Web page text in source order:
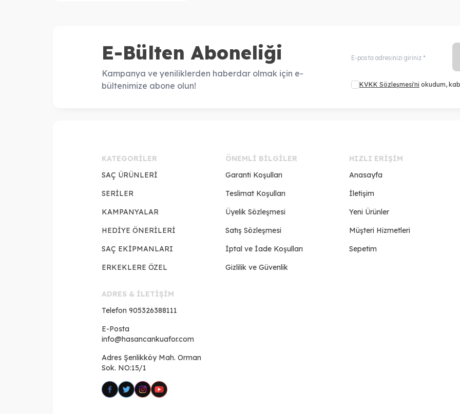
E-Bülten Aboneliği
Kampanya ve yeniliklerden haberdar olmak için e-
bültenimize abone olun!
KVKK Sözleşmesi'ni okudum,
KATEGORILER
SAÇ ÜRÜNLERİ
SERİLER
KAMPANYALAR
HEDİYE ÖNERİLERİ
SAÇ EKİPMANLARI
ERKEKLERE ÖZEL
ÖNEMLI BILGILER
Garanti Koşulları
Teslimat Koşulları
Üyelik Sözleşmesi
Satış Sözleşmesi
İptal ve İade Koşulları
Gizlilik ve Güvenlik
HIZLI ERIŞIM
Anasayfa
İletişim
Yeni Ürünler
Müşteri Hizmetleri
Sepetim
ADRES & İLETİŞİM
Telefon 905326388111
E-Posta
info@hasancankuafor.com
Adres Şenlikköy Mah. Orman
Sok. NO:15/1